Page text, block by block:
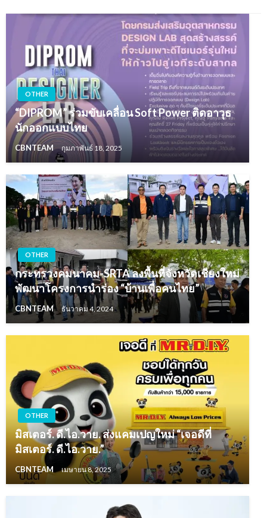
OTHER
“DIPROM” ร่วมขับเคลื่อน Soft Power ติดอาวุธ
นักออกแบบไทย
CBNTEAM กุมภาพันธ์ 18, 2025
OTHER
กระทรวงคมนาคม-SRTA ลงพื้นที่จังหวัดเชียงใหม่
พัฒนาโครงการนำร่อง “บ้านเพื่อคนไทย”
CBNTEAM ธันวาคม 4, 2024
OTHER
มิสเตอร์. ดี.ไอ.วาย. ส่งแคมเปญใหม่ “เจอดีที่
มิสเตอร์. ดี.ไอ.วาย.”
CBNTEAM เมษายน 8, 2025